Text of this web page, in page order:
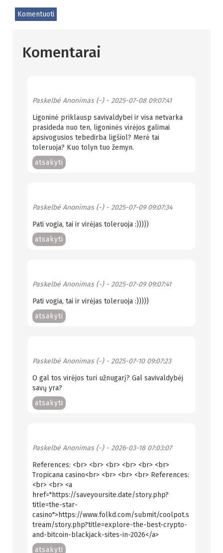
Komentuoti
Komentarai
Paskelbė Anonimas (-)- 2025-07-08 09:07:41
Ligoninė priklausp savivaldybei ir visa netvarka
prasideda nuo ten, ligoninės virėjos galimai
apsivogusios tebedirba ligšiol? Merė tai
toleruoja? Kuo tolyn tuo žemyn.
atsakyti
Paskelbė Anonimas (-)- 2025-07-09 09:07:34
Pati vogia, tai ir virėjas toleruoja :)))))
atsakyti
Paskelbė Anonimas (-)- 2025-07-09 09:07:41
Pati vogia, tai ir virėjas toleruoja :)))))
atsakyti
Paskelbė Anonimas (-)- 2025-07-10 09:07:23
O gal tos virėjos turi užnugarį? Gal savivaldybėj
savų yra?
atsakyti
Paskelbė Anonimas (-)- 2026-03-18 07:03:07
References: <br> <br> <br> <br> <br> <br>
Tropicana casino<br> <br> <br> <br> References:
<br> <br> <a
href="https://saveyoursite.date/story.php?
title=the-star-
casino">https://www.folkd.com/submit/coolpot.s
tream/story.php?title=explore-the-best-crypto-
and-bitcoin-blackjack-sites-in-2026</a>
atsakyti